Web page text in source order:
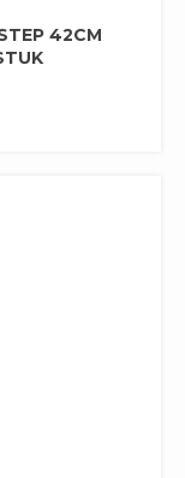
42CM